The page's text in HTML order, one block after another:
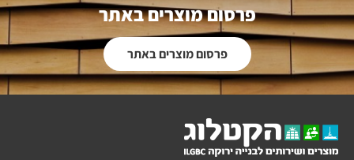
פרסום מוצרים באתר
פרסום מוצרים באתר